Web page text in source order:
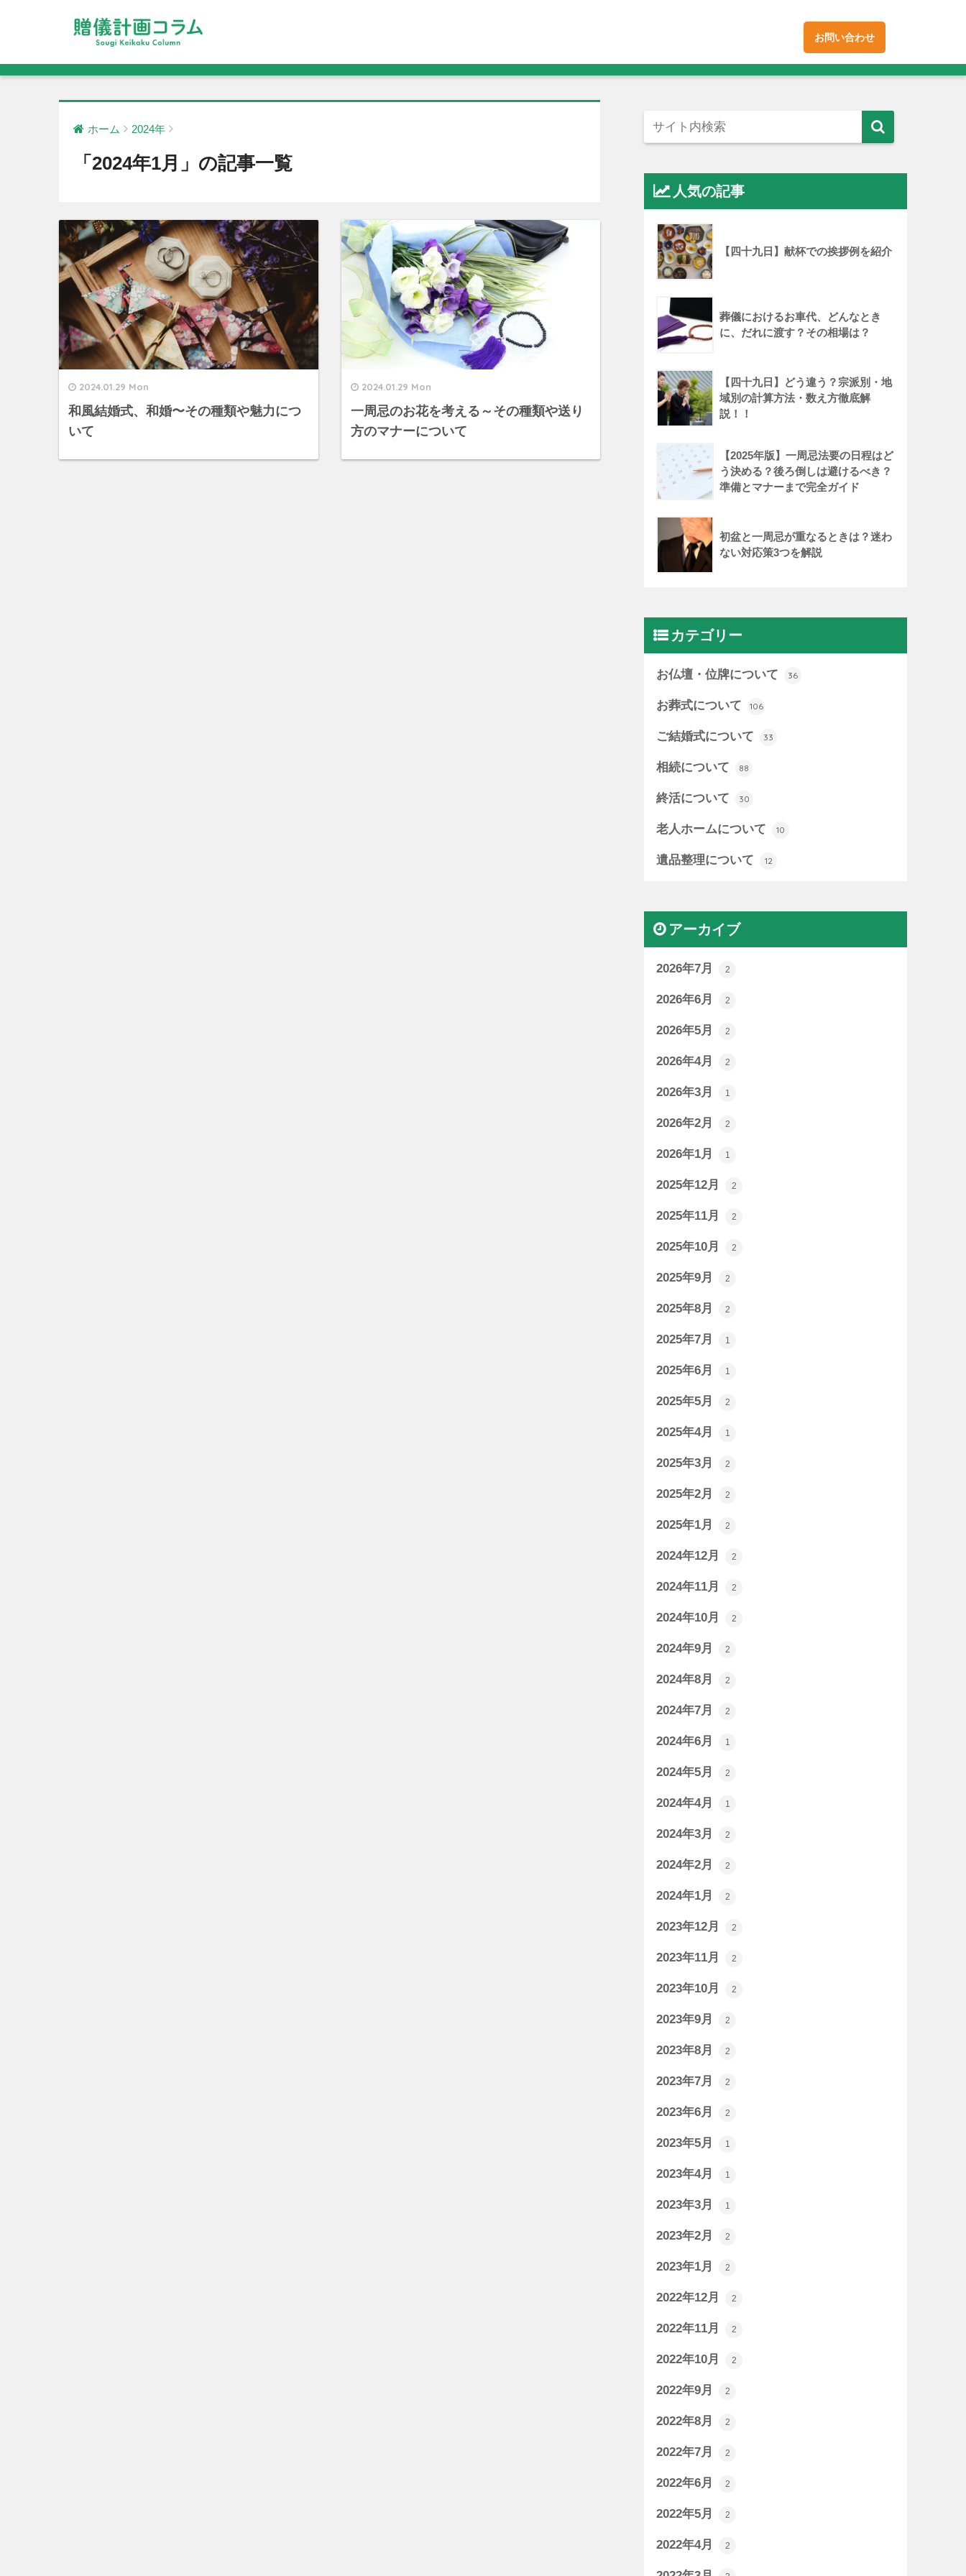
お問い合わせ
ホーム 2024年
「2024年1月」の記事一覧
2024.01.29 Mon
和風結婚式、和婚〜その種類や魅力につ
いて
2024.01.29 Mon
一周忌のお花を考える～その種類や送り
方のマナーについて
人気の記事
【四十九日】献杯での挨拶例を紹介
葬儀におけるお車代、どんなとき
に、だれに渡す？その相場は？
【四十九日】どう違う？宗派別・地
域別の計算方法・数え方徹底解
説！！
【2025年版】一周忌法要の日程はど
う決める？後ろ倒しは避けるべき？
準備とマナーまで完全ガイド
初盆と一周忌が重なるときは？迷わ
ない対応策3つを解説
カテゴリー
お仏壇・位牌について 36
お葬式について 106
ご結婚式について 33
相続について 88
終活について 30
老人ホームについて 10
遺品整理について 12
アーカイブ
2026年7月 2
2026年6月 2
2026年5月 2
2026年4月 2
2026年3月 1
2026年2月 2
2026年1月 1
2025年12月 2
2025年11月 2
2025年10月 2
2025年9月 2
2025年8月 2
2025年7月 1
2025年6月 1
2025年5月 2
2025年4月 1
2025年3月 2
2025年2月 2
2025年1月 2
2024年12月 2
2024年11月 2
2024年10月 2
2024年9月 2
2024年8月 2
2024年7月 2
2024年6月 1
2024年5月 2
2024年4月 1
2024年3月 2
2024年2月 2
2024年1月 2
2023年12月 2
2023年11月 2
2023年10月 2
2023年9月 2
2023年8月 2
2023年7月 2
2023年6月 2
2023年5月 1
2023年4月 1
2023年3月 1
2023年2月 2
2023年1月 2
2022年12月 2
2022年11月 2
2022年10月 2
2022年9月 2
2022年8月 2
2022年7月 2
2022年6月 2
2022年5月 2
2022年4月 2